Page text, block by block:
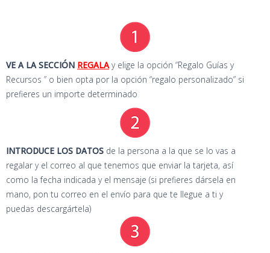
VE A LA SECCIÓN REGALAy elige la opción “Regalo Guías y
Recursos ” o bien opta por la opción “regalo personalizado” si
prefieres un importe determinado
INTRODUCE LOS DATOS de la persona a la que se lo vas a
regalar y el correo al que tenemos que enviar la tarjeta, así
como la fecha indicada y el mensaje (si prefieres dársela en
mano, pon tu correo en el envío para que te llegue a ti y
puedas descargártela)